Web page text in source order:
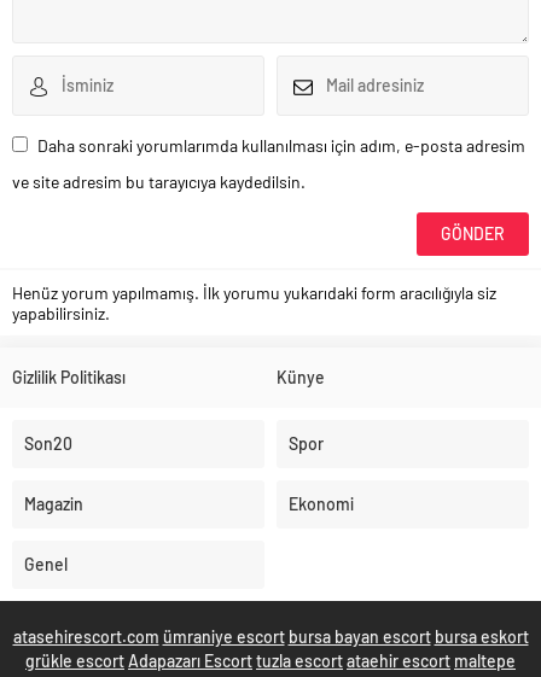
Daha sonraki yorumlarımda kullanılması için adım, e-posta adresim
ve site adresim bu tarayıcıya kaydedilsin.
Henüz yorum yapılmamış. İlk yorumu yukarıdaki form aracılığıyla siz
yapabilirsiniz.
Gizlilik Politikası Künye
Son20 Spor
Magazin Ekonomi
Genel
atasehirescort.com ümraniye escort bursa bayan escort bursa eskort
grükle escortAdapazarı Escorttuzla escortataehir escort maltepe